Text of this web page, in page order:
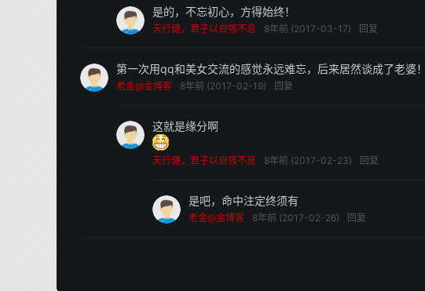
是的，不忘初心，方得始终！
天行健，君子以自强不息 8年前 (2017-03-17) 回复
第一次用qq和美女交流的感觉永远难忘，后来居然谈成了老婆！
老金@金博客 8年前 (2017-02-19) 回复
这就是缘分啊
天行健，君子以自强不息 8年前 (2017-02-23) 回复
是吧，命中注定终须有
老金@金博客 8年前 (2017-02-26) 回复